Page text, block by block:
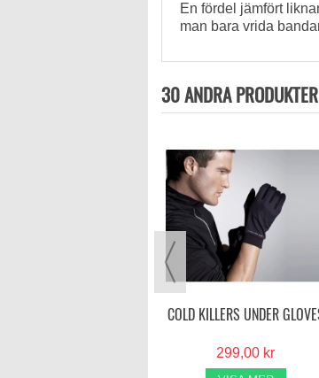
En fördel jämfört
man bara vrida
30 ANDRA
COLD KILLERS UNDER
299,00 kr